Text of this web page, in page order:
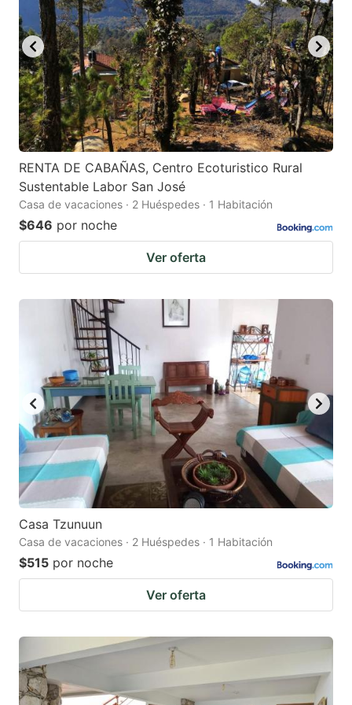
RENTA DE CABAÑAS, Centro Ecoturistico Rural
Sustentable Labor San José
Casa de vacaciones · 2 Huéspedes · 1 Habitación
$646 por noche
Ver oferta
Casa Tzunuun
Casa de vacaciones · 2 Huéspedes · 1 Habitación
$515 por noche
Ver oferta